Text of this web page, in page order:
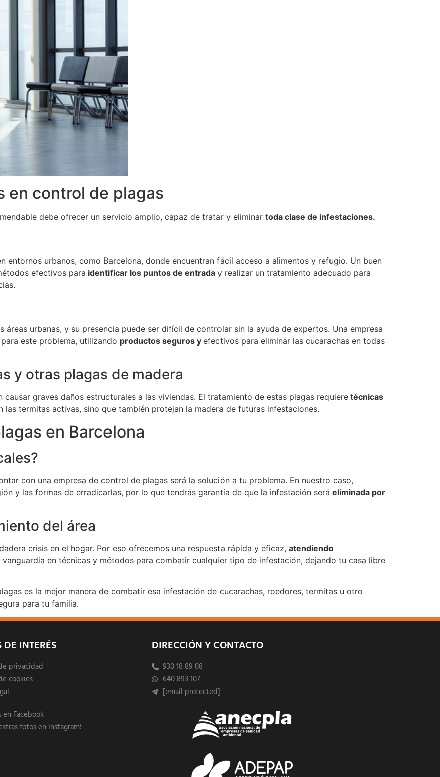
en control de plagas
debe ofrecer un servicio amplio, capaz de tratar y eliminar toda clase de infestaciones.
entornos urbanos, como Barcelona, donde encuentran fácil acceso a alimentos y refugio. Un buen
efectivos para identificar los puntos de entrada y realizar un tratamiento adecuado para
áreas urbanas, y su presencia puede ser difícil de controlar sin la ayuda de expertos. Una empresa
este problema, utilizando productos seguros y efectivos para eliminar las cucarachas en todas
y otras plagas de madera
graves daños estructurales a las viviendas. El tratamiento de estas plagas requiere técnicas
termitas activas, sino que también protejan la madera de futuras infestaciones.
en Barcelona
con una empresa de control de plagas será la solución a tu problema. En nuestro caso,
y las formas de erradicarlas, por lo que tendrás garantía de que la infestación será eliminada por
del área
crisis en el hogar. Por eso ofrecemos una respuesta rápida y eficaz, atendiendo
en técnicas y métodos para combatir cualquier tipo de infestación, dejando tu casa libre
es la mejor manera de combatir esa infestación de cucarachas, roedores, termitas u otro
para tu familia.
DE INTERÉS
privacidad
cookies
en Facebook
fotos en Instagram!
DIRECCIÓN Y CONTACTO
930 18 89 08
640 893 107
[email protected]